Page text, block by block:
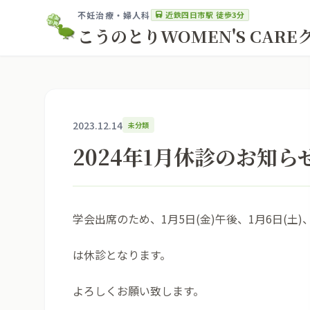
不妊治療・婦人科 近鉄四日市駅 徒歩3分
こうのとりWOMEN'S CARE
2023.12.14 未分類
2024年1月休診のお知ら
学会出席のため、1月5日(金)午後、1月6日(土)
は休診となります。
よろしくお願い致します。